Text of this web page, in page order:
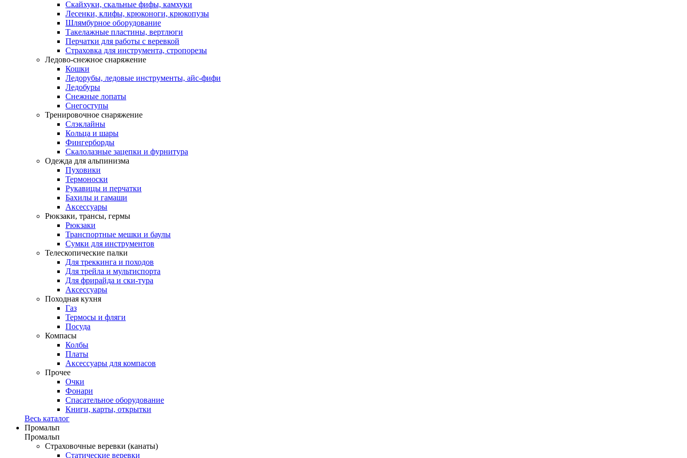
Скайхуки, скальные фифы, камхуки
Лесенки, клифы, крюконоги, крюкопузы
Шлямбурное оборудование
Такелажные пластины, вертлюги
Перчатки для работы с веревкой
Страховка для инструмента, стропорезы
Ледово-снежное снаряжение
Кошки
Ледорубы, ледовые инструменты, айс-фифи
Ледобуры
Снежные лопаты
Снегоступы
Тренировочное снаряжение
Слэклайны
Кольца и шары
Фингерборды
Скалолазные зацепки и фурнитура
Одежда для альпинизма
Пуховики
Термоноски
Рукавицы и перчатки
Бахилы и гамаши
Аксессуары
Рюкзаки, трансы, гермы
Рюкзаки
Транспортные мешки и баулы
Сумки для инструментов
Телескопические палки
Для треккинга и походов
Для трейла и мультиспорта
Для фрирайда и ски-тура
Аксессуары
Походная кухня
Газ
Термосы и фляги
Посуда
Компасы
Колбы
Платы
Аксессуары для компасов
Прочее
Очки
Фонари
Спасательное оборудование
Книги, карты, открытки
Весь каталог
Промальп
Промальп
Страховочные веревки (канаты)
Статические веревки